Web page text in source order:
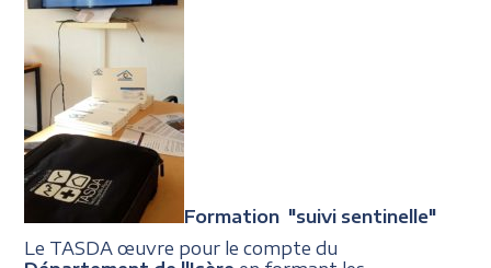
Formation "suivi sentinelle"
Le TASDA œuvre pour le compte du